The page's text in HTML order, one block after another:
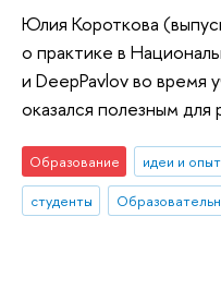
Юлия Короткова
о практике в
и DeepPavlov во время
оказался полезным для
Образование идеи и опыт
студенты